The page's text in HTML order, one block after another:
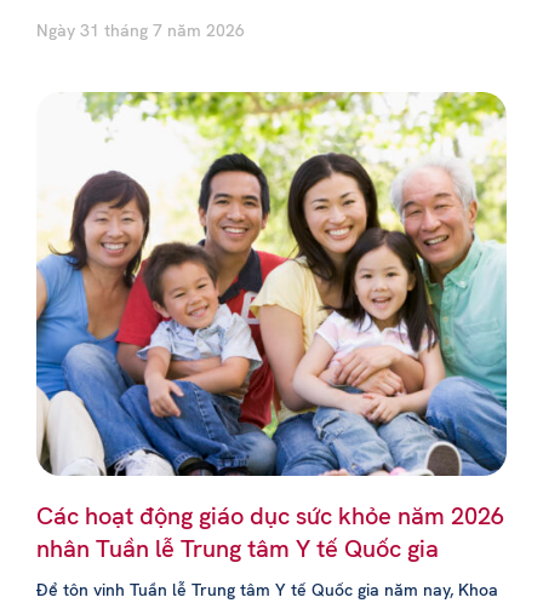
Ngày 31 tháng 7 năm 2026
Các hoạt động giáo dục sức khỏe năm 2026
nhân Tuần lễ Trung tâm Y tế Quốc gia
Để tôn vinh Tuần lễ Trung tâm Y tế Quốc gia năm nay, Khoa